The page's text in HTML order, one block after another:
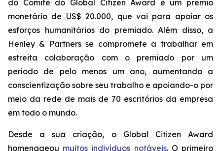
do Comitê do Global Citizen Award e um prêmio
monetário de US$ 20.000, que vai para apoiar os
esforços humanitários do premiado. Além disso, a
Henley & Partners se compromete a trabalhar em
estreita colaboração com o premiado por um
período de pelo menos um ano, aumentando a
conscientização sobre seu trabalho e apoiando-o por
meio da rede de mais de 70 escritórios da empresa
em todo o mundo.
Desde a sua criação, o Global Citizen Award
homenageou muitos indivíduos notáveis. O primeiro